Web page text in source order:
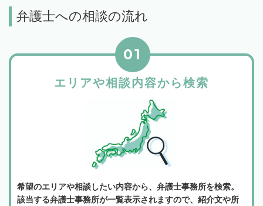
弁護士への相談の流れ
エリアや相談内容から検索
01
希望のエリアや相談したい内容から、弁護士事務所を検索。
該当する弁護士事務所が一覧表示されますので、紹介文や所